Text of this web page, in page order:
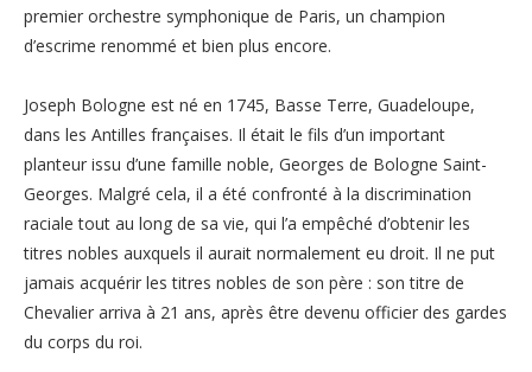
premier orchestre symphonique de Paris, un champion
d’escrime renommé et bien plus encore.
Joseph Bologne est né en 1745, Basse Terre, Guadeloupe,
dans les Antilles françaises. Il était le fils d’un important
planteur issu d’une famille noble, Georges de Bologne Saint-
Georges. Malgré cela, il a été confronté à la discrimination
raciale tout au long de sa vie, qui l’a empêché d’obtenir les
titres nobles auxquels il aurait normalement eu droit. Il ne put
jamais acquérir les titres nobles de son père : son titre de
Chevalier arriva à 21 ans, après être devenu officier des gardes
du corps du roi.